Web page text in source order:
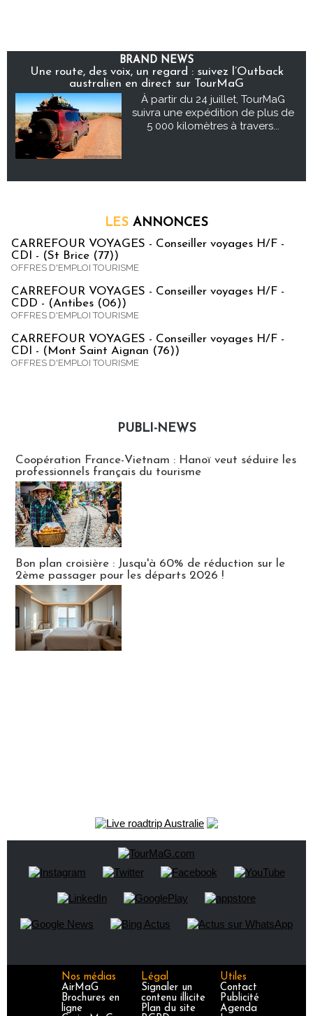
BRAND NEWS
Une route, des voix, un regard : suivez l’Outback
australien en direct sur TourMaG
À partir du 24 juillet, TourMaG
suivra une expédition de plus de
5 000 kilomètres à travers...
LES ANNONCES
CARREFOUR VOYAGES - Conseiller voyages H/F -
CDI - (St Brice (77))
OFFRES D'EMPLOI TOURISME
CARREFOUR VOYAGES - Conseiller voyages H/F -
CDD - (Antibes (06))
OFFRES D'EMPLOI TOURISME
CARREFOUR VOYAGES - Conseiller voyages H/F -
CDI - (Mont Saint Aignan (76))
OFFRES D'EMPLOI TOURISME
PUBLI-NEWS
Coopération France-Vietnam : Hanoï veut séduire les
professionnels français du tourisme
Bon plan croisière : Jusqu'à 60% de réduction sur le
2ème passager pour les départs 2026 !
Nos médias
AirMaG
Brochures en
ligne
Légal
Signaler un
contenu illicite
Plan du site
Utiles
Contact
Publicité
Agenda